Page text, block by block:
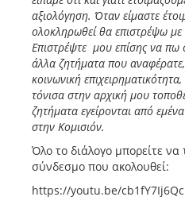
αξιολόγηση. Όταν είμαστε
ολοκληρωθεί θα επιστρέψω με
Επιστρέψτε μου επίσης να πω
άλλα ζητήματα που
κοινωνική
τόνισα στην αρχική μου
ζητήματα εγείρονται από
στην Κομισιόν.
Όλο το διάλογο μπορείτε
σύνδεσμο που ακολουθεί:
https://youtu.be/cb1fY7Ij6Qc